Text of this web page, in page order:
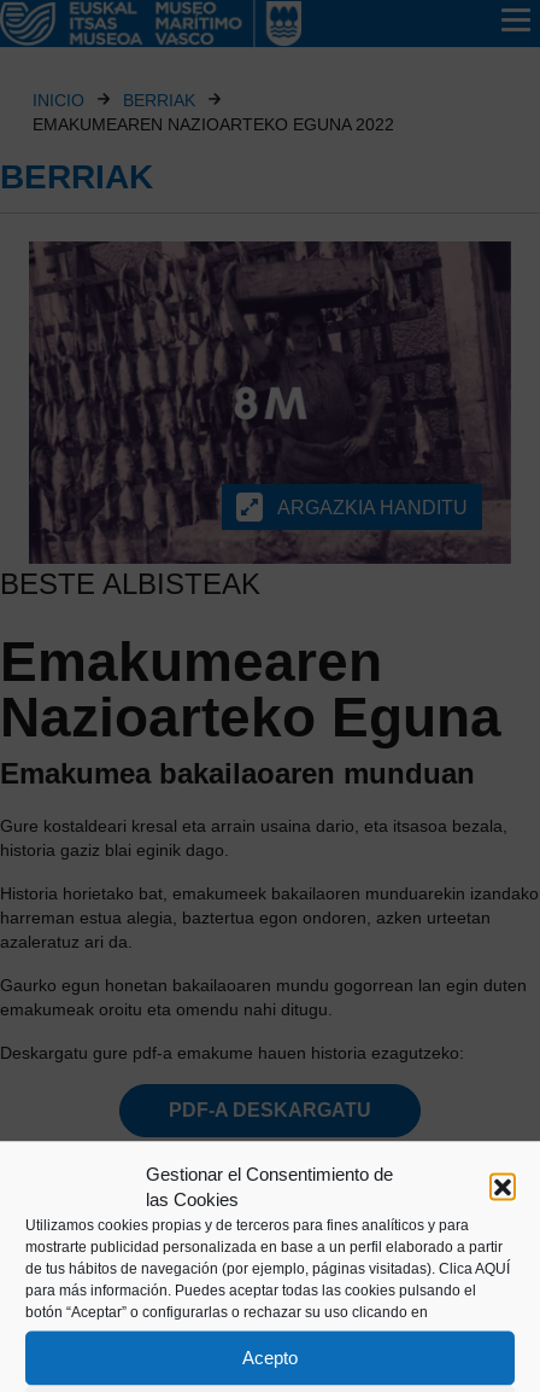
Gestionar el Consentimiento de
las Cookies
Utilizamos cookies propias y de terceros para fines analíticos y para
mostrarte publicidad personalizada en base a un perfil elaborado a partir
de tus hábitos de navegación (por ejemplo, páginas visitadas). Clica AQUÍ
para más información. Puedes aceptar todas las cookies pulsando el
botón “Aceptar” o configurarlas o rechazar su uso clicando en
Acepto
INICIO
BERRIAK
EMAKUMEAREN NAZIOARTEKO EGUNA 2022
BERRIAK
BESTE ALBISTEAK
Emakumearen
Nazioarteko Eguna
Emakumea bakailaoaren munduan
Gure kostaldeari kresal eta arrain usaina dario, eta itsasoa bezala,
historia gaziz blai eginik dago.
Historia horietako bat, emakumeek bakailaoren munduarekin izandako
harreman estua alegia, baztertua egon ondoren, azken urteetan
azaleratuz ari da.
Gaurko egun honetan bakailaoaren mundu gogorrean lan egin duten
emakumeak oroitu eta omendu nahi ditugu.
Deskargatu gure pdf-a emakume hauen historia ezagutzeko:
PDF-A DESKARGATU
ARGAZKIA HANDITU
20003 Donostia (Gipuzkoa)